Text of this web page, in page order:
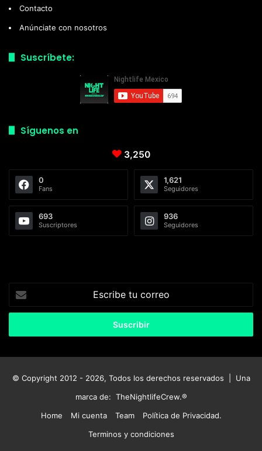
Contacto
Anúnciate con nosotros
Suscríbete:
Síguenos en
3,250
0
Fans
1,621
Seguidores
693
Suscriptores
936
Seguidores
tu
correo
© Copyright 2012 - 2026, Todos los derechos reservados | Una
marca de: TheNightlifeCrew.®
Home
Mi cuenta Team
Política de Privacidad.
Terminos y condiciones